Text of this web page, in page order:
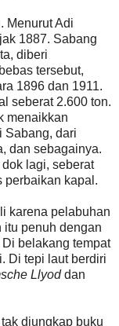
Menurut Adi
1887. Sabang
diberi
tersebut,
1896 dan 1911.
seberat 2.600 ton.
menaikkan
Sabang, dari
dan sebagainya.
lagi, seberat
perbaikan kapal.
karena pelabuhan
itu penuh dengan
belakang tempat
Di tepi laut berdiri
Llyoddan
diungkap buku